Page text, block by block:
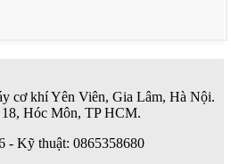
cơ khí Yên Viên, Gia Lâm, Hà Nội.
Hóc Môn, TP HCM.
- Kỹ thuật: 0865358680